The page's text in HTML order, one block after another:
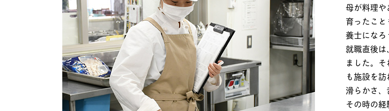
母が料理
育ったこ
養士になろ
就職直後
ました。
も施設を
滑らかさ、
その時の